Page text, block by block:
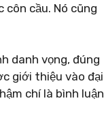
côn cầu. Nó cũng
danh vọng, đúng
giới thiệu vào đại
chí là bình luận